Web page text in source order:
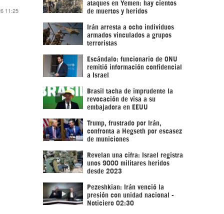
11:25
ataques en Yemen: hay cientos
de muertos y heridos
Irán arresta a ocho individuos
armados vinculados a grupos
terroristas
Escándalo: funcionario de ONU
remitió información confidencial
a Israel
Brasil tacha de imprudente la
revocación de visa a su
embajadora en EEUU
Trump, frustrado por Irán,
confronta a Hegseth por escasez
de municiones
Revelan una cifra: Israel registra
unos 9000 militares heridos
desde 2023
Pezeshkian: Irán venció la
presión con unidad nacional -
Noticiero 02:30